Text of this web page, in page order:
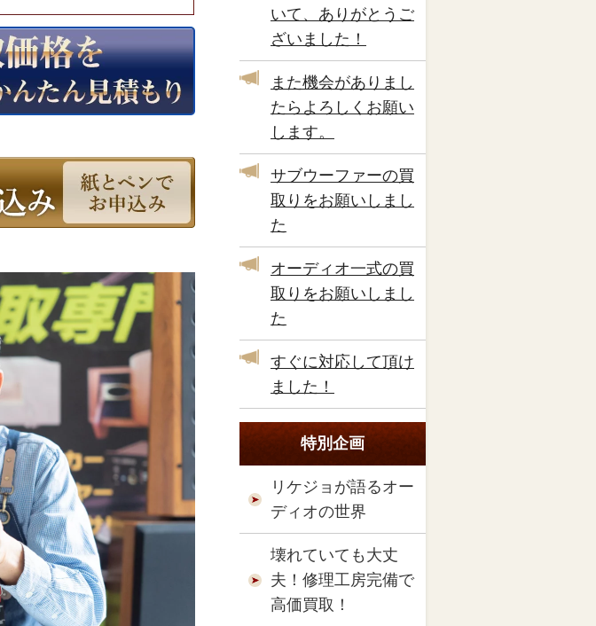
いて、ありがとうご
ざいました！
また機会がありまし
たらよろしくお願い
します。
サブウーファーの買
取りをお願いしまし
た
オーディオ一式の買
取りをお願いしまし
た
すぐに対応して頂け
ました！
特別企画
リケジョが語るオー
ディオの世界
壊れていても大丈
夫！修理工房完備で
高価買取！